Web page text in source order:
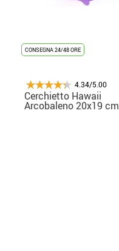
CONSEGNA 24/48 ORE
4.34/5.00
Cerchietto Hawaii
Arcobaleno 20x19 cm